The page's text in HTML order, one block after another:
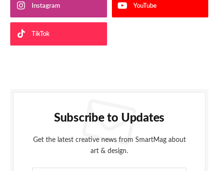
Instagram YouTube
TikTok
Subscribe to Updates
Get the latest creative news from SmartMag about
art & design.